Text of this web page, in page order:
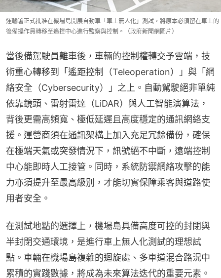
運輸署正式批准在機場島開展自動車「車上無人化」測試，將原本必須留在車上的
後備操作員轉移至遙控中心進行監察與控制。（政府新聞網圖片）
當後備駕駛員離車後，車輛的控制權轉交予雲端，技
術重心轉移到「遙距控制（Teleoperation）」與「網
絡安全（Cybersecurity）」之上。自動駕駛絕非單純
依靠鏡頭、雷射雷達（LiDAR）與人工智能演算法，
背後更需高頻寬、極低延遲且高度穩定的通訊網絡支
援。運營商須在通訊架構上加入充足冗餘備份，確保
在極端天氣或突發情況下，訊號絕不中斷，遠端控制
中心能即時人工接管。同時，系統防禦網絡攻擊的能
力亦須提升至最高級別，才能切實保障乘客與道路使
用者安全。
在測試地點的選擇上，機場島具備高度可控的封閉與
半封閉交通環境，是進行車上無人化測試的理想試
點。車輛在機場島複雜的迴旋處、多車道混合路況中
累積的實踐數據，將成為未來算法迭代的重要元素。